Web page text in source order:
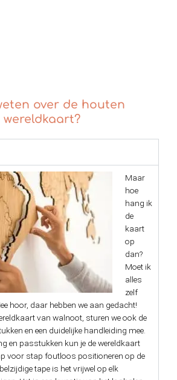
over de houten
wereldkaart?
Maar
hoe
hang ik
de
kaart
op
dan?
Moet ik
alles
zelf
hoor, daar hebben we aan gedacht!
van walnoot, sturen we ook de
en een duidelijke handleiding mee.
en passtukken kun je de wereldkaart
voor stap foutloos positioneren op de
tape is het vrijwel op elk